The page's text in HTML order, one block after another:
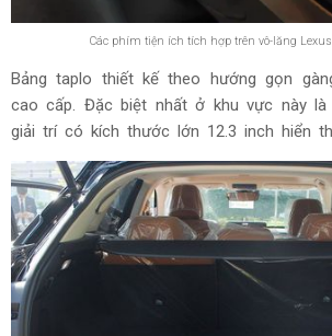
Các phím tiện ích tích hợp trên vô-lăng
Bảng taplo thiết kế theo hướng gọn
cao cấp. Đặc biệt nhất ở khu vực này là
giải trí có kích thước lớn 12.3 inch hiển